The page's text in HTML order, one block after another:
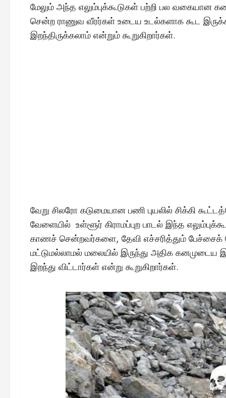
மேலும் அந்த எலும்புக்கூடுகள் பற்றி பல வகையான
சென்ற ராணுவ வீரர்கள் உடைய உடல்களாக கூட
இறந்திருக்கலாம் என்றும் கூறுகிறார்கள்.
வேறு சிலரோ கடுமையான பணி புயலில் சிக்கி
வேளையில் உள்ளூர் கிராமப்புற பாடல் இந்த
காணச் சென்றவர்களை, தேவி எச்சரித்தும் பேச்சைக்
மட்டுமல்லாமல் மலையில் இருந்து அதிக கனமுடைய
இறந்து விட்டார்கள் என்று கூறுகிறார்கள்.